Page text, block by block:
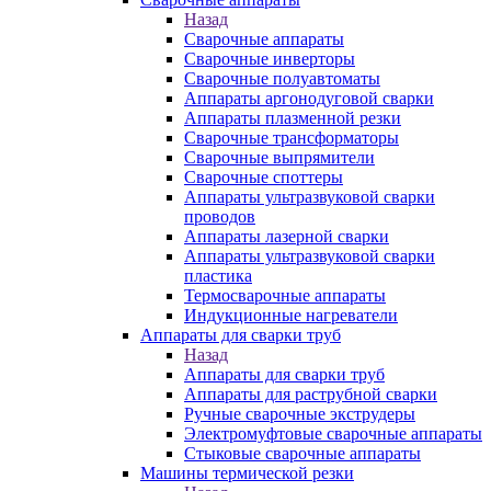
Назад
Сварочные аппараты
Сварочные инверторы
Сварочные полуавтоматы
Аппараты аргонодуговой сварки
Аппараты плазменной резки
Сварочные трансформаторы
Сварочные выпрямители
Сварочные споттеры
Аппараты ультразвуковой сварки
проводов
Аппараты лазерной сварки
Аппараты ультразвуковой сварки
пластика
Термосварочные аппараты
Индукционные нагреватели
Аппараты для сварки труб
Назад
Аппараты для сварки труб
Аппараты для раструбной сварки
Ручные сварочные экструдеры
Электромуфтовые сварочные аппараты
Стыковые сварочные аппараты
Машины термической резки